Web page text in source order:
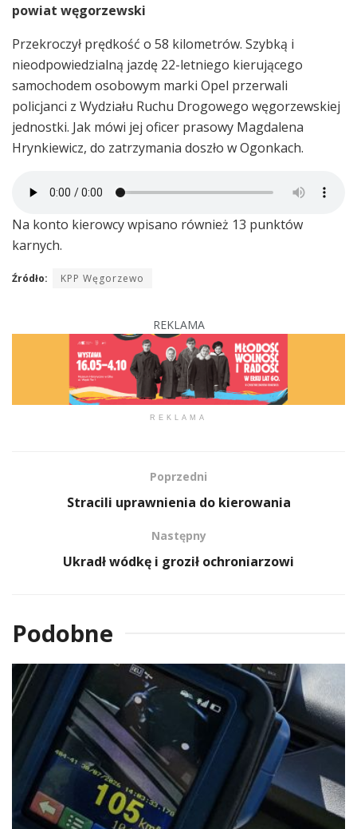
powiat węgorzewski
Przekroczył prędkość o 58 kilometrów. Szybką i
nieodpowiedzialną jazdę 22-letniego kierującego
samochodem osobowym marki Opel przerwali
policjanci z Wydziału Ruchu Drogowego węgorzewskiej
jednostki. Jak mówi jej oficer prasowy Magdalena
Hrynkiewicz, do zatrzymania doszło w Ogonkach.
Na konto kierowcy wpisano również 13 punktów
karnych.
Źródło: KPP Węgorzewo
REKLAMA
REKLAMA
Poprzedni
Stracili uprawnienia do kierowania
Następny
Ukradł wódkę i groził ochroniarzowi
Podobne